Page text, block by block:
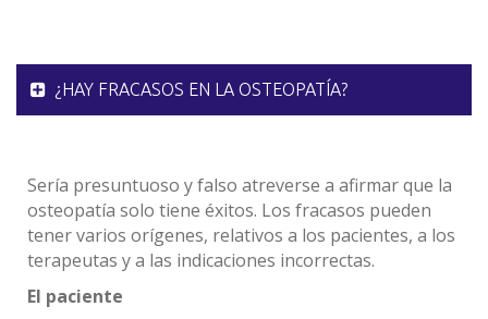
¿HAY FRACASOS EN LA OSTEOPATÍA?
Sería presuntuoso y falso atreverse a afirmar que la
osteopatía solo tiene éxitos. Los fracasos pueden
tener varios orígenes, relativos a los pacientes, a los
terapeutas y a las indicaciones incorrectas.
El paciente